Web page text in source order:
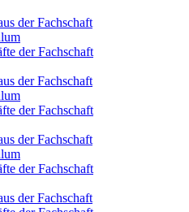
der Fachschaft
der Fachschaft
der Fachschaft
der Fachschaft
der Fachschaft
der Fachschaft
der Fachschaft